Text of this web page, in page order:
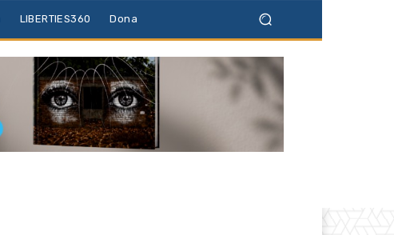
LIBERTIES360 Dona